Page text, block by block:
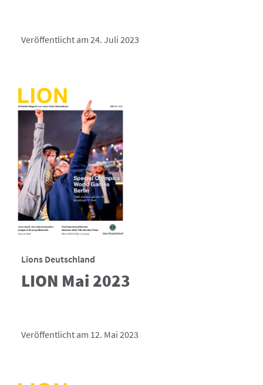
Veröffentlicht am 24. Juli 2023
Lions Deutschland
LION Mai 2023
Veröffentlicht am 12. Mai 2023